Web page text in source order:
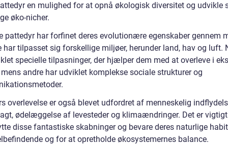
en mulighed for at opnå økologisk diversitet og udvikle
øko-nicher.
pattedyr har forfinet deres evolutionære egenskaber gennem
har tilpasset sig forskellige miljøer, herunder land, hav og luft.
specielle tilpasninger, der hjælper dem med at overleve i
andre har udviklet komplekse sociale strukturer og
overlevelse er også blevet udfordret af menneskelig
ødelæggelse af levesteder og klimaændringer. Det er
disse fantastiske skabninger og bevare deres naturlige
og for at opretholde økosystemernes balance.